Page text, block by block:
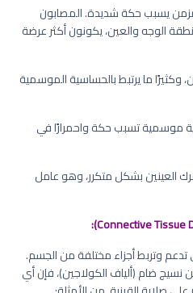
يسبب حكة شديدة. المصابون
الوجه والعين، يكونون أكثر عرضة
ما يرتبط بالحساسية الموسمية
موسمية تسبب حكة واحمرارًا في
العينين بشكل متكرر، وهو عامل
تدعم وتربط أجزاء مختلفة من الجسم.
نسيج ضام (ألياف الكولاجين)، فإن أي